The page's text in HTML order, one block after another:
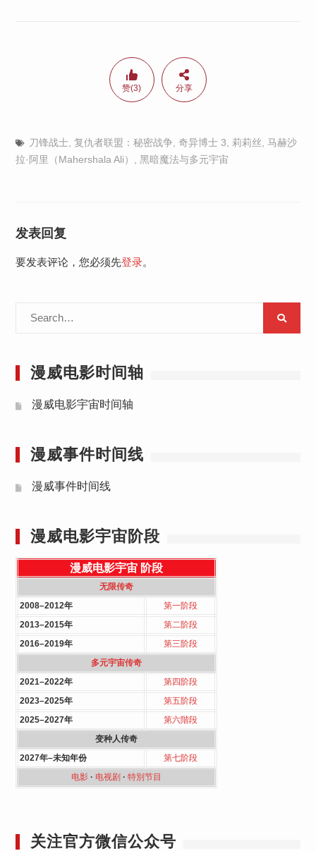
赞(3) 分享
刀锋战士, 复仇者联盟：秘密战争 奇异博士 3 莉莉丝
马赫沙
拉·阿里（Mahershala Ali）
黑暗魔法与多元宇宙
发表回复
要发表评论，您必须先登录。
漫威电影时间轴
漫威电影宇宙时间轴
漫威事件时间线
漫威事件时间线
漫威电影宇宙阶段
漫威电影宇宙 阶段
无限传奇
2008–2012年
第一阶段
2013–2015年
第二阶段
2016–2019年
第三阶段
多元宇宙传奇
2021–2022年
第四阶段
2023–2025年
第五阶段
2025–2027年
第六階段
变种人传奇
2027年–未知年份
第七阶段
电影· 电视剧 · 特別节目
关注官方微信公众号